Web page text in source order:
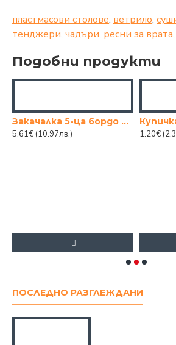
пластмасови столове, ветрило,
тенджери, чадъри, ресни за врата,
Подобни продукти
Закачалка 5-ца бордо тънка
5.61€ (10.97лв.)
1.20€
ПОСЛЕДНО РАЗГЛЕЖДАНИ